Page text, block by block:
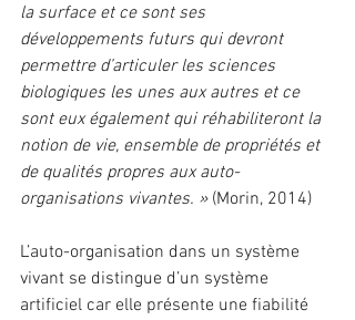
la surface et ce sont ses
développements futurs qui devront
permettre d’articuler les sciences
biologiques les unes aux autres et ce
sont eux également qui réhabiliteront la
notion de vie, ensemble de propriétés et
de qualités propres aux auto-
organisations vivantes. » (Morin, 2014)
L’auto-organisation dans un système
vivant se distingue d’un système
artificiel car elle présente une fiabilité